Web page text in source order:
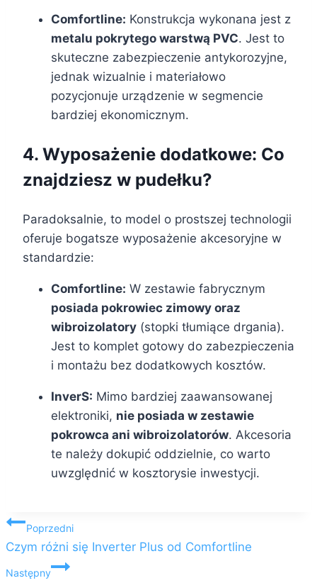
Comfortline: Konstrukcja wykonana jest z
metalu pokrytego warstwą PVC. Jest to
skuteczne zabezpieczenie antykorozyjne,
jednak wizualnie i materiałowo
pozycjonuje urządzenie w segmencie
bardziej ekonomicznym.
4. Wyposażenie dodatkowe: Co
znajdziesz w pudełku?
Paradoksalnie, to model o prostszej technologii
oferuje bogatsze wyposażenie akcesoryjne w
standardzie:
Comfortline: W zestawie fabrycznym
posiada pokrowiec zimowy oraz
wibroizolatory (stopki tłumiące drgania).
Jest to komplet gotowy do zabezpieczenia
i montażu bez dodatkowych kosztów.
InverS: Mimo bardziej zaawansowanej
elektroniki, nie posiada w zestawie
pokrowca ani wibroizolatorów. Akcesoria
te należy dokupić oddzielnie, co warto
uwzględnić w kosztorysie inwestycji.
Nawigacja
wpisu
Poprzedni
Czym różni się Inverter Plus od Comfortline
Następny